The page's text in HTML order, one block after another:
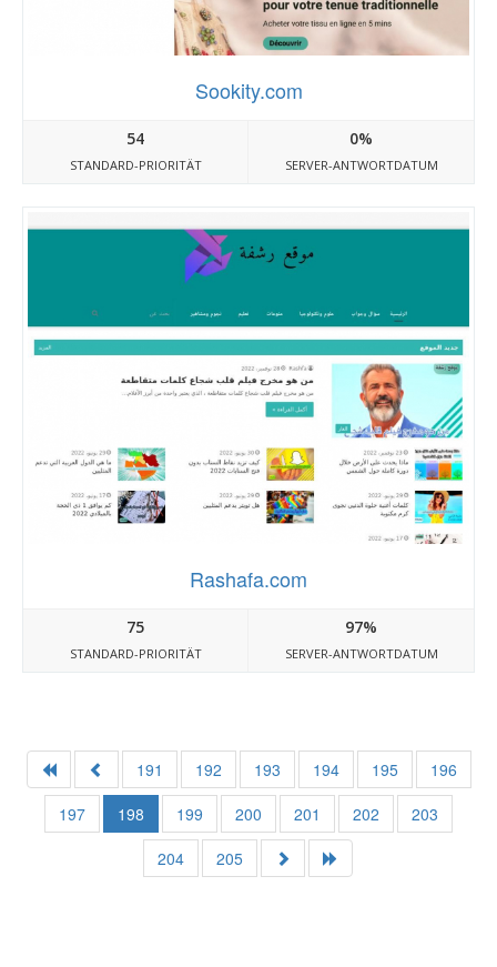
Sookity.com
54
STANDARD-PRIORITÄT
0%
SERVER-ANTWORTDATUM
Rashafa.com
75
STANDARD-PRIORITÄT
97%
SERVER-ANTWORTDATUM
191 192 193 194 195
196
197
198 199 200 201 202
203
204
205